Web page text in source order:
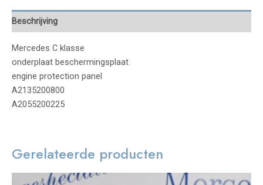
Beschrijving
Mercedes C klasse
onderplaat beschermingsplaat
engine protection panel
A2135200800
A2055200225
Gerelateerde producten